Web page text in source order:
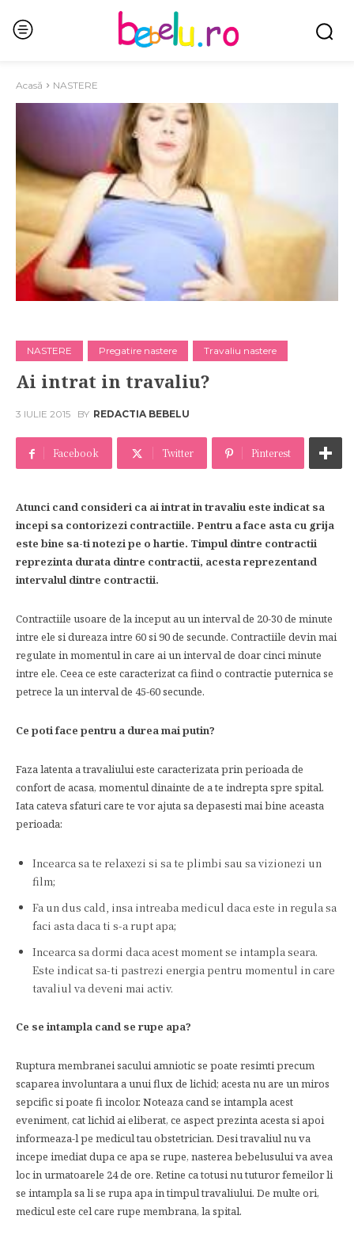
Acasă NASTERE
NASTERE Pregatire nastere Travaliu nastere
Ai intrat in travaliu?
3 IULIE 2015 BY REDACTIA BEBELU
Facebook Twitter Pinterest
Atunci cand consideri ca ai intrat in travaliu este indicat sa
incepi sa contorizezi contractiile. Pentru a face asta cu grija
este bine sa-ti notezi pe o hartie. Timpul dintre contractii
reprezinta durata dintre contractii, acesta reprezentand
intervalul dintre contractii.
Contractiile usoare de la inceput au un interval de 20-30 de minute
intre ele si dureaza intre 60 si 90 de secunde. Contractiile devin mai
regulate in momentul in care ai un interval de doar cinci minute
intre ele. Ceea ce este caracterizat ca fiind o contractie puternica se
petrece la un interval de 45-60 secunde.
Ce poti face pentru a durea mai putin?
Faza latenta a travaliului este caracterizata prin perioada de
confort de acasa, momentul dinainte de a te indrepta spre spital.
Iata cateva sfaturi care te vor ajuta sa depasesti mai bine aceasta
perioada:
Incearca sa te relaxezi si sa te plimbi sau sa vizionezi un
film;
Fa un dus cald, insa intreaba medicul daca este in regula sa
faci asta daca ti s-a rupt apa;
Incearca sa dormi daca acest moment se intampla seara.
Este indicat sa-ti pastrezi energia pentru momentul in care
tavaliul va deveni mai activ.
Ce se intampla cand se rupe apa?
Ruptura membranei sacului amniotic se poate resimti precum
scaparea involuntara a unui flux de lichid; acesta nu are un miros
sepcific si poate fi incolor. Noteaza cand se intampla acest
eveniment, cat lichid ai eliberat, ce aspect prezinta acesta si apoi
informeaza-l pe medicul tau obstetrician. Desi travaliul nu va
incepe imediat dupa ce apa se rupe, nasterea bebelusului va avea
loc in urmatoarele 24 de ore. Retine ca totusi nu tuturor femeilor li
se intampla sa li se rupa apa in timpul travaliului. De multe ori,
medicul este cel care rupe membrana, la spital.